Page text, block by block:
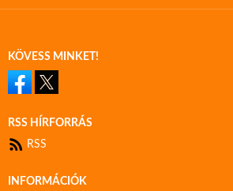
KÖVESS MINKET!
RSS HÍRFORRÁS
RSS
INFORMÁCIÓK